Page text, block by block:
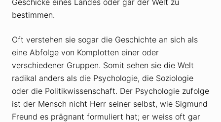
bestimmen.
Oft verstehen sie sogar die Geschichte an sich als
eine Abfolge von Komplotten einer oder
verschiedener Gruppen. Somit sehen sie die Welt
radikal anders als die Psychologie, die Soziologie
oder die Politikwissenschaft. Der Psychologie zufolge
ist der Mensch nicht Herr seiner selbst, wie Sigmund
Freund es prägnant formuliert hat; er weiss oft gar